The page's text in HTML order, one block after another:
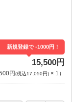
新規登録で -1000円！
15,500円
円(税込17,050円)× 1 ）